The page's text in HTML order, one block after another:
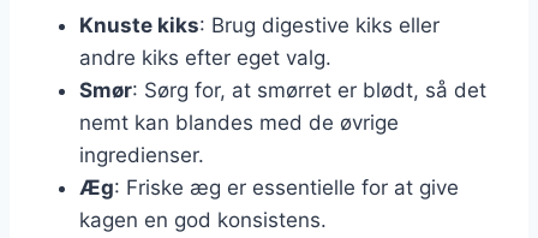
Knuste kiks: Brug digestive kiks eller
andre kiks efter eget valg.
Smør: Sørg for, at smørret er blødt, så det
nemt kan blandes med de øvrige
ingredienser.
Æg: Friske æg er essentielle for at give
kagen en god konsistens.